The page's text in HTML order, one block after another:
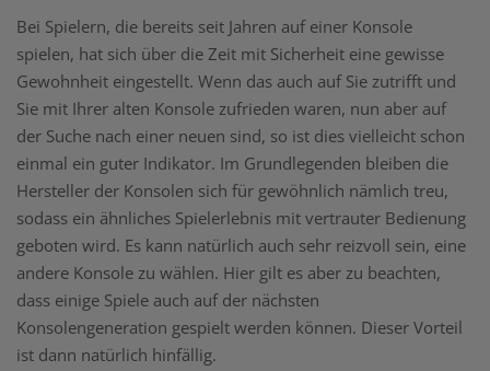
Bei Spielern, die bereits seit Jahren auf einer Konsole
spielen, hat sich über die Zeit mit Sicherheit eine gewisse
Gewohnheit eingestellt. Wenn das auch auf Sie zutrifft und
Sie mit Ihrer alten Konsole zufrieden waren, nun aber auf
der Suche nach einer neuen sind, so ist dies vielleicht schon
einmal ein guter Indikator. Im Grundlegenden bleiben die
Hersteller der Konsolen sich für gewöhnlich nämlich treu,
sodass ein ähnliches Spielerlebnis mit vertrauter Bedienung
geboten wird. Es kann natürlich auch sehr reizvoll sein, eine
andere Konsole zu wählen. Hier gilt es aber zu beachten,
dass einige Spiele auch auf der nächsten
Konsolengeneration gespielt werden können. Dieser Vorteil
ist dann natürlich hinfällig.